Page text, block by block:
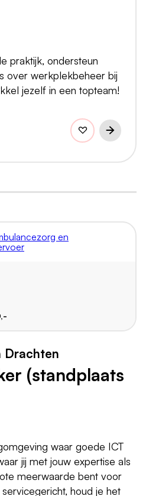
praktijk, ondersteun
over werkplekbeheer bij
jezelf in een topteam!
Drachten
(standplaats
waar goede ICT
jij met jouw expertise als
meerwaarde bent voor
houd je het